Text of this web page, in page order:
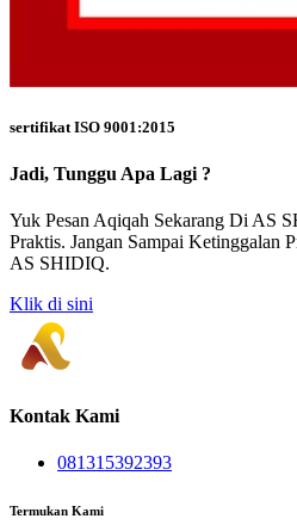
sertifikat ISO 9001:2015
Jadi, Tunggu Apa Lagi ?
Yuk Pesan Aqiqah Sekarang Di AS
Praktis. Jangan Sampai Ketinggalan
AS SHIDIQ.
Klik di sini
Kontak Kami
081315392393
Termukan Kami